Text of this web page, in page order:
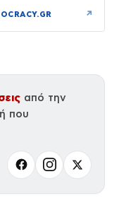
Δημοκρατία»
↗
από την
που